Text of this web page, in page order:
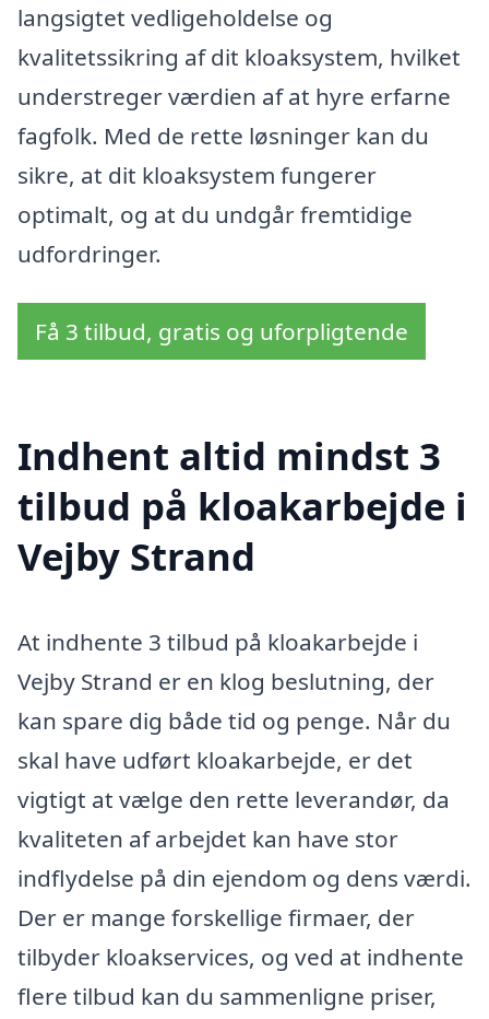
langsigtet vedligeholdelse og
kvalitetssikring af dit kloaksystem, hvilket
understreger værdien af at hyre erfarne
fagfolk. Med de rette løsninger kan du
sikre, at dit kloaksystem fungerer
optimalt, og at du undgår fremtidige
udfordringer.
Få 3 tilbud, gratis og uforpligtende
Indhent altid mindst 3
tilbud på kloakarbejde i
Vejby Strand
At indhente 3 tilbud på kloakarbejde i
Vejby Strand er en klog beslutning, der
kan spare dig både tid og penge. Når du
skal have udført kloakarbejde, er det
vigtigt at vælge den rette leverandør, da
kvaliteten af arbejdet kan have stor
indflydelse på din ejendom og dens værdi.
Der er mange forskellige firmaer, der
tilbyder kloakservices, og ved at indhente
flere tilbud kan du sammenligne priser,